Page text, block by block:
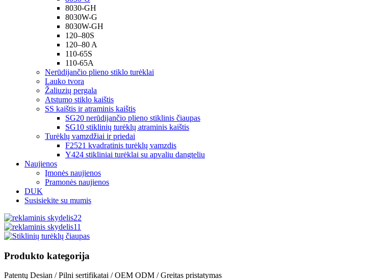
8030-GH
8030W-G
8030W-GH
120–80S
120–80 A
110-65S
110-65A
Nerūdijančio plieno stiklo turėklai
Lauko tvora
Žaliuzių pergala
Atstumo stiklo kaištis
SS kaištis ir atraminis kaištis
SG20 nerūdijančio plieno stiklinis čiaupas
SG10 stiklinių turėklų atraminis kaištis
Turėklų vamzdžiai ir priedai
F2521 kvadratinis turėklų vamzdis
Y424 stikliniai turėklai su apvaliu dangteliu
Naujienos
Įmonės naujienos
Pramonės naujienos
DUK
Susisiekite su mumis
Produkto kategorija
Patentų Desian / Pilni sertifikatai / OEM ODM / Greitas pristatymas